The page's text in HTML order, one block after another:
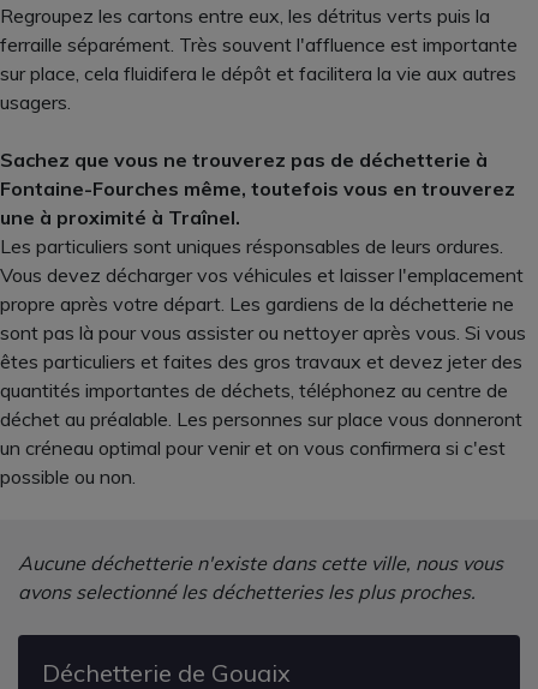
Regroupez les cartons entre eux, les détritus verts puis la
ferraille séparément. Très souvent l'affluence est importante
sur place, cela fluidifera le dépôt et facilitera la vie aux autres
usagers.
Sachez que vous ne trouverez pas de déchetterie à
Fontaine-Fourches même, toutefois vous en trouverez
une à proximité à Traînel.
Les particuliers sont uniques résponsables de leurs ordures.
Vous devez décharger vos véhicules et laisser l'emplacement
propre après votre départ. Les gardiens de la déchetterie ne
sont pas là pour vous assister ou nettoyer après vous. Si vous
êtes particuliers et faites des gros travaux et devez jeter des
quantités importantes de déchets, téléphonez au centre de
déchet au préalable. Les personnes sur place vous donneront
un créneau optimal pour venir et on vous confirmera si c'est
possible ou non.
Aucune déchetterie n'existe dans cette ville, nous vous
avons selectionné les déchetteries les plus proches.
Déchetterie de Gouaix